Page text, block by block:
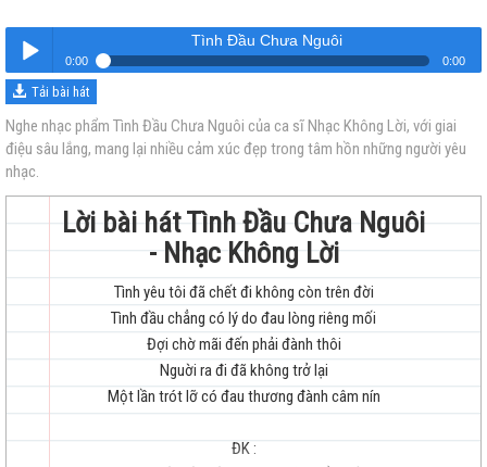
Nghe
Tình Đầu Chưa Nguôi
0:00 0:00
Tình Đầu Chưa Nguôi
Tải bài hát
Nghe nhạc phẩm Tình Đầu Chưa Nguôi của ca sĩ Nhạc Không Lời, với giai
điệu sâu lắng, mang lại nhiều cảm xúc đẹp trong tâm hồn những người yêu
nhạc.
Lời bài hát Tình Đầu Chưa Nguôi
- Nhạc Không Lời
Tình yêu tôi đã chết đi không còn trên đời
Tình đầu chẳng có lý do đau lòng riêng mối
Đợi chờ mãi đến phải đành thôi
Nguời ra đi đã không trở lại
Một lần trót lỡ có đau thương đành câm nín
ĐK :